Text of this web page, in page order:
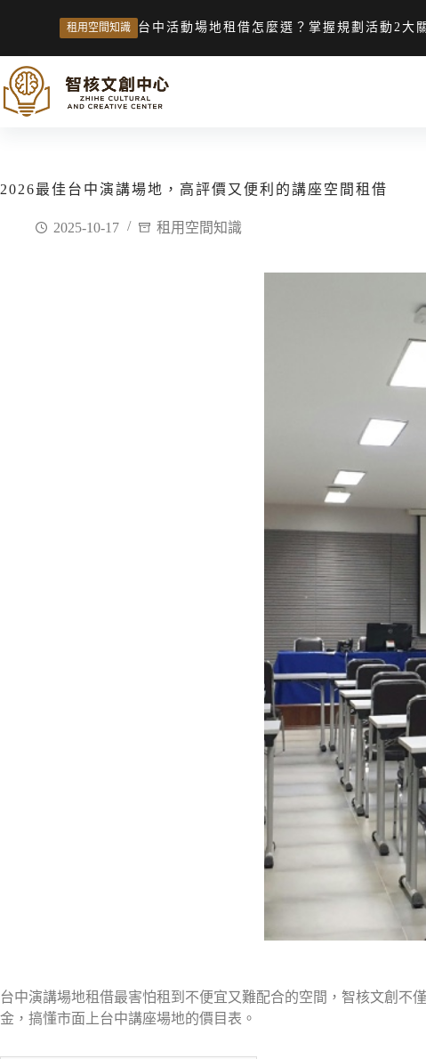
租用空間知識 台中活動場地租借怎麼選？掌握規劃活動2大
2026最佳台中演講場地，高評價又便利的講座空間租借
2025-10-17 租用空間知識
台中演講場地租借最害怕租到不便宜又難配合的空間，智核文創不
金，搞懂市面上台中講座場地的價目表。